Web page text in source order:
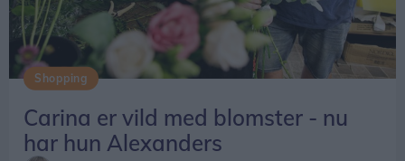
Shopping
Carina er vild med blomster - nu
har hun Alexanders